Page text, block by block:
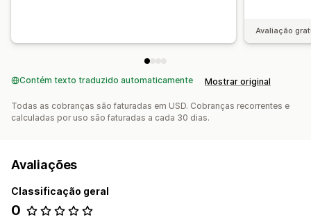
Avaliação
Contém texto traduzido automaticamente Mostrar original
Todas as cobranças são faturadas em USD. Cobranças recorrentes e
calculadas por uso são faturadas a cada 30 dias.
Avaliações
Classificação geral
0